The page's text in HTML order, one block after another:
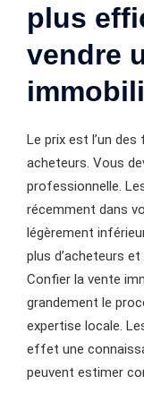
plus
vendre
Le prix est l’un
acheteurs. Vous
professionnelle.
récemment dans
légèrement
plus d’acheteurs
Confier la vente
grandement le
expertise locale.
effet une
peuvent estimer